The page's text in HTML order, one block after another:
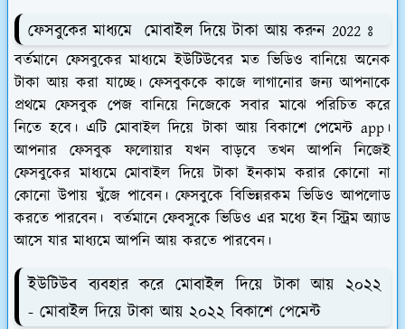
ফেসবুকের মাধ্যমে মোবাইল দিয়ে টাকা আয় করুন 2022 ঃ
বর্তমানে ফেসবুকের মাধ্যমে ইউটিউবের মত ভিডিও বানিয়ে অনেক
টাকা আয় করা যাচ্ছে। ফেসবুককে কাজে লাগানোর জন্য আপনাকে
প্রথমে ফেসবুক পেজ বানিয়ে নিজেকে সবার মাঝে পরিচিত করে
নিতে হবে। এটি মোবাইল দিয়ে টাকা আয় বিকাশে পেমেন্ট app।
আপনার ফেসবুক ফলোয়ার যখন বাড়বে তখন আপনি নিজেই
ফেসবুকের মাধ্যমে মোবাইল দিয়ে টাকা ইনকাম করার কোনো না
কোনো উপায় খুঁজে পাবেন। ফেসবুকে বিভিন্নরকম ভিডিও আপলোড
করতে পারবেন। বর্তমানে ফেবসুকে ভিডিও এর মধ্যে ইন স্ট্রিম অ্যাড
আসে যার মাধ্যমে আপনি আয় করতে পারবেন।
ইউটিউব ব্যবহার করে মোবাইল দিয়ে টাকা আয় ২০২২
- মোবাইল দিয়ে টাকা আয় ২০২২ বিকাশে পেমেন্ট